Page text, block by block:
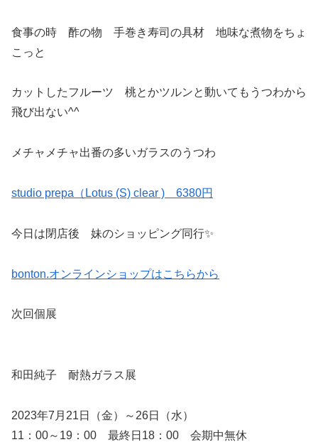
食事の時 酢の物 手巻き寿司の具材 地味な煮物をちょ
こっと
カットしたフルーツ 桃とかツルンと動いてもうつわから
飛び出ない^^
メチャメチャ出番の多いガラスのうつわ
studio prepa（Lotus (S) clear ) 6380円
今日は閉店後 妹のショッピング同行✨
bonton.オンラインショップはこちらから
次回個展
和田純子 耐熱ガラス展
2023年7月21日（金）～26日（水）
11：00～19：00 最終日18：00 会期中無休